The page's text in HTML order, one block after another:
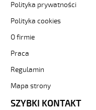
Polityka prywatności
Polityka cookies
O firmie
Praca
Regulamin
Mapa strony
SZYBKI KONTAKT